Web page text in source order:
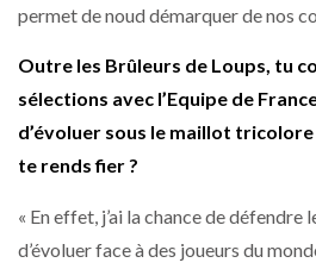
permet de noud démarquer de nos
Outre les Brûleurs de Loups, tu
sélections avec l’Equipe de
d’évoluer sous le maillot
te rends fier ?
« En effet, j’ai la chance de défendre
d’évoluer face à des joueurs du